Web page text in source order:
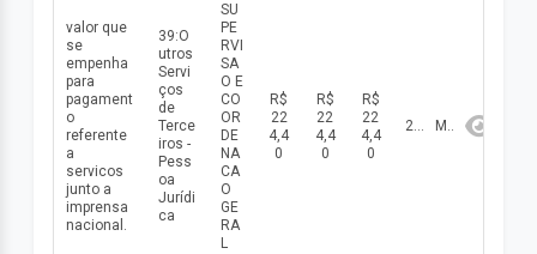
valor que
se
empenha
para
pagament
o
referente
a
servicos
junto a
imprensa
nacional.
39:O
utros
Servi
ços
de
Terce
iros -
Pess
oa
Jurídi
ca
SU
PE
RVI
SA
O E
CO
OR
DE
NA
CA
O
GE
RA
L
R$
22
4,4
0
R$
22
4,4
0
R$
22
4,4
0
2026 Maio